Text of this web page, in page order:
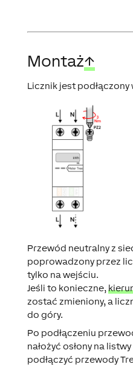
Montaż↑
Licznik jest
Przewód neutralny z
poprowadzony przez
tylko na wejściu.
Jeśli to konieczne,
zostać zmieniony, a
do góry.
Po podłączeniu
nałożyć osłony na
podłączyć przewody